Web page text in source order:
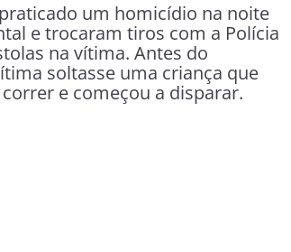
um homicídio na noite
e trocaram tiros com a Polícia
na vítima. Antes do
soltasse uma criança que
e começou a disparar.